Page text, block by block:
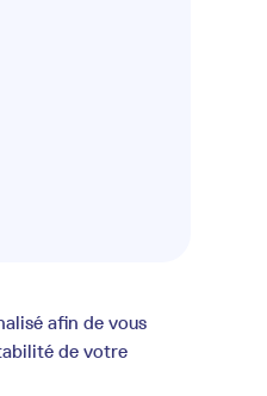
afin de vous
de votre